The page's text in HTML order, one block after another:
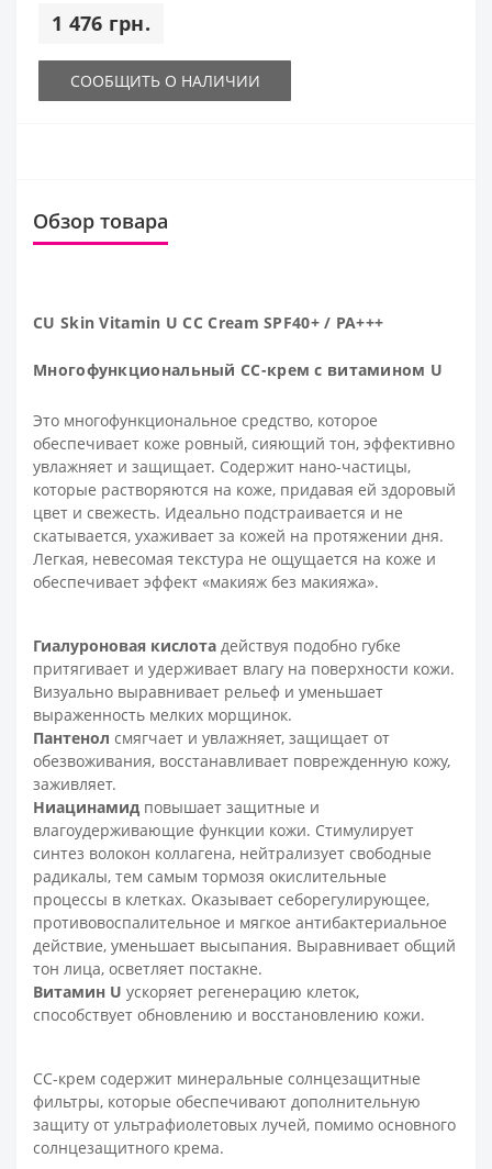
1 476 грн.
СООБЩИТЬ О НАЛИЧИИ
Обзор товара
CU Skin Vitamin U CC Cream SPF40+ / РА+++
Многофункциональный СС-крем с витамином U
Это многофункциональное средство, которое
обеспечивает коже ровный, сияющий тон, эффективно
увлажняет и защищает. Содержит нано-частицы,
которые растворяются на коже, придавая ей здоровый
цвет и свежесть. Идеально подстраивается и не
скатывается, ухаживает за кожей на протяжении дня.
Легкая, невесомая текстура не ощущается на коже и
обеспечивает эффект «макияж без макияжа».
Гиалуроновая кислота действуя подобно губке
притягивает и удерживает влагу на поверхности кожи.
Визуально выравнивает рельеф и уменьшает
выраженность мелких морщинок.
Пантенол смягчает и увлажняет, защищает от
обезвоживания, восстанавливает поврежденную кожу,
заживляет.
Ниацинамид повышает защитные и
влагоудерживающие функции кожи. Стимулирует
синтез волокон коллагена, нейтрализует свободные
радикалы, тем самым тормозя окислительные
процессы в клетках. Оказывает себорегулирующее,
противовоспалительное и мягкое антибактериальное
действие, уменьшает высыпания. Выравнивает общий
тон лица, осветляет постакне.
Витамин U ускоряет регенерацию клеток,
способствует обновлению и восстановлению кожи.
СС-крем содержит минеральные солнцезащитные
фильтры, которые обеспечивают дополнительную
защиту от ультрафиолетовых лучей, помимо основного
солнцезащитного крема.